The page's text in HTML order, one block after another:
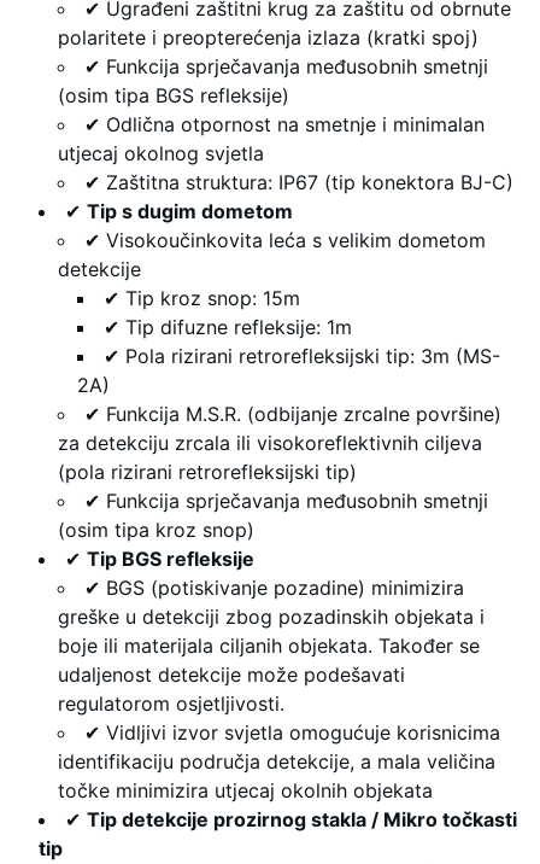
✔ Ugrađeni zaštitni krug za zaštitu od obrnute
polaritete i preopterećenja izlaza (kratki spoj)
✔ Funkcija sprječavanja međusobnih smetnji
(osim tipa BGS refleksije)
✔ Odlična otpornost na smetnje i minimalan
utjecaj okolnog svjetla
✔ Zaštitna struktura: IP67 (tip konektora BJ-C)
✔ Tip s dugim dometom
✔ Visokoučinkovita leća s velikim dometom
detekcije
✔ Tip kroz snop: 15m
✔ Tip difuzne refleksije: 1m
✔ Pola rizirani retrorefleksijski tip: 3m (MS-
2A)
✔ Funkcija M.S.R. (odbijanje zrcalne površine)
za detekciju zrcala ili visokoreflektivnih ciljeva
(pola rizirani retrorefleksijski tip)
✔ Funkcija sprječavanja međusobnih smetnji
(osim tipa kroz snop)
✔ Tip BGS refleksije
✔ BGS (potiskivanje pozadine) minimizira
greške u detekciji zbog pozadinskih objekata i
boje ili materijala ciljanih objekata. Također se
udaljenost detekcije može podešavati
regulatorom osjetljivosti.
✔ Vidljivi izvor svjetla omogućuje korisnicima
identifikaciju područja detekcije, a mala veličina
točke minimizira utjecaj okolnih objekata
✔ Tip detekcije prozirnog stakla / Mikro točkasti
tip